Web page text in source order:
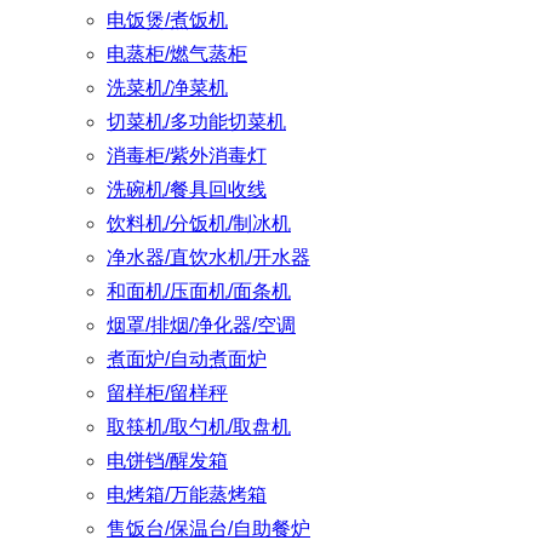
电饭煲/煮饭机
电蒸柜/燃气蒸柜
洗菜机/净菜机
切菜机/多功能切菜机
消毒柜/紫外消毒灯
洗碗机/餐具回收线
饮料机/分饭机/制冰机
净水器/直饮水机/开水器
和面机/压面机/面条机
烟罩/排烟/净化器/空调
煮面炉/自动煮面炉
留样柜/留样秤
取筷机/取勺机/取盘机
电饼铛/醒发箱
电烤箱/万能蒸烤箱
售饭台/保温台/自助餐炉